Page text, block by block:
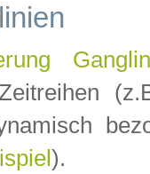
).